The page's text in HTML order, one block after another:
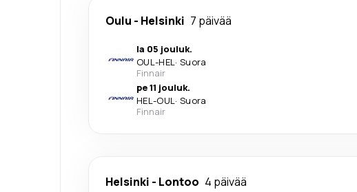
Oulu - Helsinki 7 päivää
la 05 jouluk.
OUL-HEL· Suora
Finnair
pe 11 jouluk.
HEL-OUL· Suora
Finnair
Helsinki - Lontoo 4 päivää